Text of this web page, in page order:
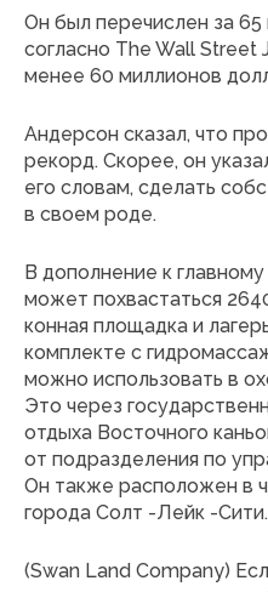
Он был перечислен за
согласно The Wall Street
менее 60 миллионов
Андерсон сказал, что
рекорд. Скорее, он
его словам, сделать
в своем роде.
В дополнение к
может похвастаться
конная площадка и
комплекте с
можно использовать в
Это через
отдыха Восточного
от подразделения по
Он также расположен в
города Солт -Лейк -Сити.
(Swan Land Company)